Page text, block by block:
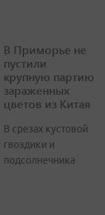
В Приморье не
пустили
крупную партию
зараженных
цветов из Китая
В срезах кустовой
гвоздики и
подсолнечника